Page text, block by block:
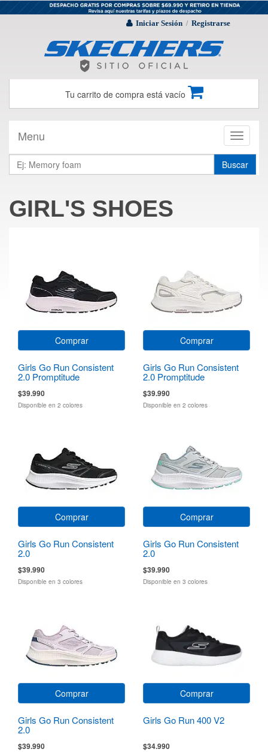
Iniciar Sesión / Registrarse
Tu carrito de compra está vacío
Toggle
Menu
Buscar
GIRL'S SHOES
Comprar
Girls Go Run Consistent
2.0 Promptitude
$39.990
Disponible en 2 colores
Comprar
Girls Go Run Consistent
2.0 Promptitude
$39.990
Disponible en 2 colores
Comprar
Girls Go Run Consistent
2.0
$39.990
Disponible en 3 colores
Comprar
Girls Go Run Consistent
2.0
$39.990
Disponible en 3 colores
Comprar
Girls Go Run Consistent
2.0
$39.990
Comprar
Girls Go Run 400 V2
$34.990